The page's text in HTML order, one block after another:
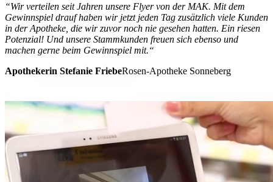
“Wir verteilen seit Jahren unsere Flyer von der MAK. Mit dem
Gewinnspiel drauf haben wir jetzt jeden Tag zusätzlich viele Kunden
in der Apotheke, die wir zuvor noch nie gesehen hatten. Ein riesen
Potenzial! Und unsere Stammkunden freuen sich ebenso und
machen gerne beim Gewinnspiel mit.“
Apothekerin Stefanie FriebeRosen-Apotheke Sonneberg